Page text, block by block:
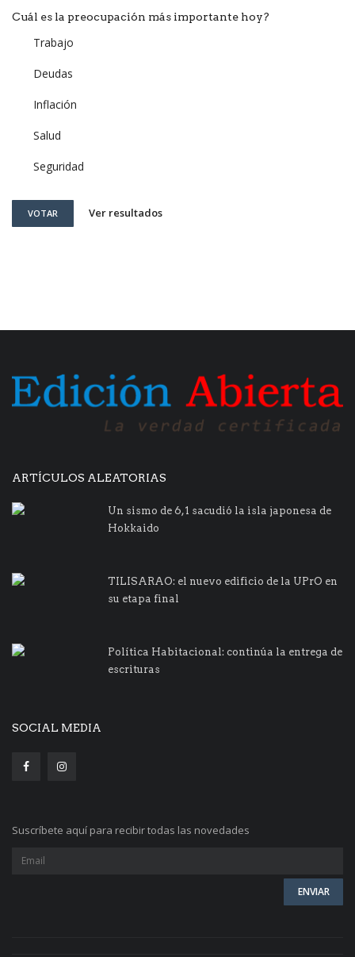
Cuál es la preocupación más importante hoy?
Trabajo
Deudas
Inflación
Salud
Seguridad
VOTAR Ver resultados
ARTÍCULOS ALEATORIAS
Un sismo de 6,1 sacudió la isla japonesa de
Hokkaido
TILISARAO: el nuevo edificio de la UPrO en
su etapa final
Política Habitacional: continúa la entrega de
escrituras
SOCIAL MEDIA
Suscríbete aquí para recibir todas las novedades